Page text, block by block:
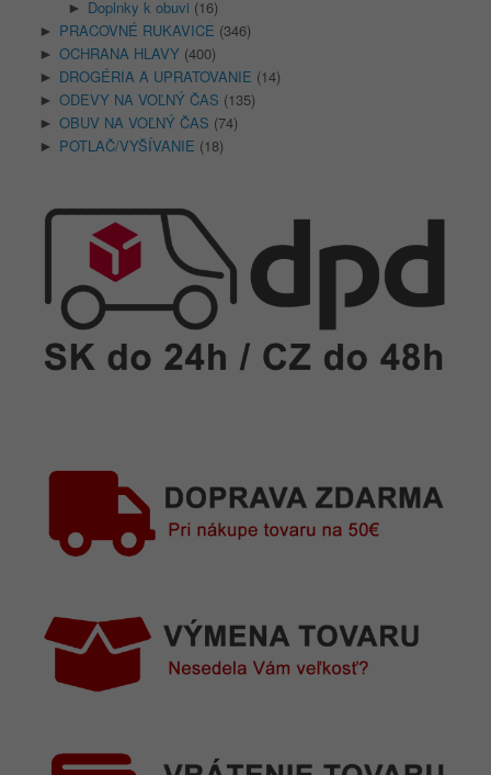
► Doplnky k obuvi (16)
► PRACOVNÉ RUKAVICE (346)
► OCHRANA HLAVY (400)
► DROGÉRIA A UPRATOVANIE (14)
► ODEVY NA VOĽNÝ ČAS (135)
► OBUV NA VOĽNÝ ČAS (74)
► POTLAČ/VYŠÍVANIE (18)